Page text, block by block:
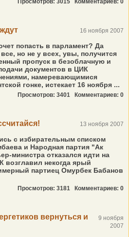
Просмотров: 3015 Комментариев: 0
16 ноября 2007
попасть в парламент? Да
но не у всех, увы, получится
пропуск в безоблачную и
документов в ЦИК
намеревающимися
гонке, истекает 16 ноября ...
Просмотров: 3401 Комментариев: 0
13 ноября 2007
с избирательным списком
и Народная партия "Ак
министра отказался идти на
некогда ярый
партиец Омурбек Бабанов
Просмотров: 3181 Комментариев: 0
вернуться и
9 ноября
2007